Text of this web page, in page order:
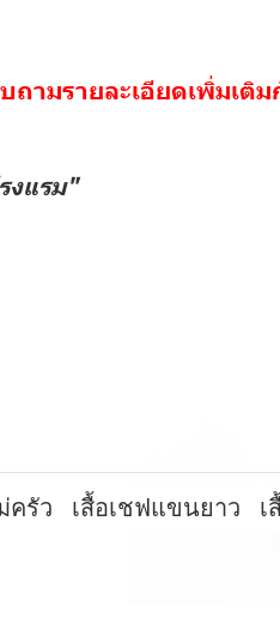
ามรายละเอียดเพิ่มเติ
งแรม"
ครัว เสื้อเชฟแขนยาว เ